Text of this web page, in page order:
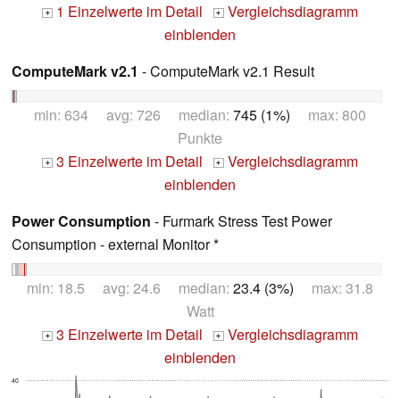
+ 1 Einzelwerte im Detail + Vergleichsdiagramm
einblenden
ComputeMark v2.1 - ComputeMark v2.1 Result
min: 634 avg: 726 median: 745 (1%) max: 800
Punkte
+ 3 Einzelwerte im Detail + Vergleichsdiagramm
einblenden
Power Consumption - Furmark Stress Test Power
Consumption - external Monitor *
min: 18.5 avg: 24.6 median: 23.4 (3%) max: 31.8
Watt
+ 3 Einzelwerte im Detail + Vergleichsdiagramm
einblenden
40